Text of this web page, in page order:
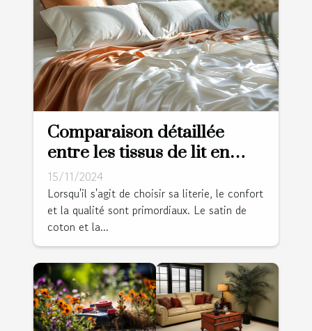
Comparaison détaillée
entre les tissus de lit en
satin de coton et percale
15/11/2024
Lorsqu'il s'agit de choisir sa literie, le confort
et la qualité sont primordiaux. Le satin de
coton et la...